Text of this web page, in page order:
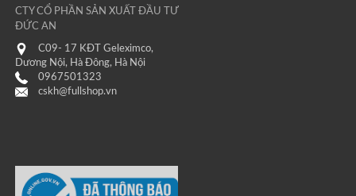
CTY CỔ PHẦN SẢN XUẤT ĐẦU TƯ
ĐỨC AN
C09- 17 KĐT Geleximco,
Dương Nội, Hà Đông, Hà Nội
0967501323
cskh@fullshop.vn